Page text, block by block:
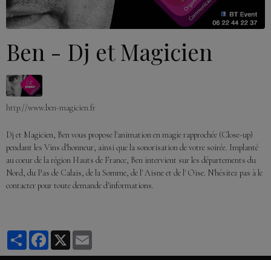
Ben - Dj et Magicien
http://www.ben-magicien.fr
Dj et Magicien, Ben vous propose l'animation en magie rapprochée (Close-up)
pendant les Vins d'honneur, ainsi que la sonorisation de votre soirée. Implanté
au coeur de la région Hauts de France, Ben intervient sur les départements du
Nord, du Pas de Calais, de la Somme, de l' Aisne et de l' Oise. N'hésitez pas à le
contacter pour toute demande d'informations.
PartagerFacebook